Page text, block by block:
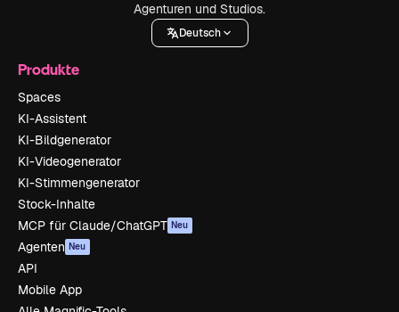
Agenturen und Studios.
Deutsch
Produkte
Spaces
KI-Assistent
KI-Bildgenerator
KI-Videogenerator
KI-Stimmengenerator
Stock-Inhalte
MCP für Claude/ChatGPT Neu
Agenten Neu
API
Mobile App